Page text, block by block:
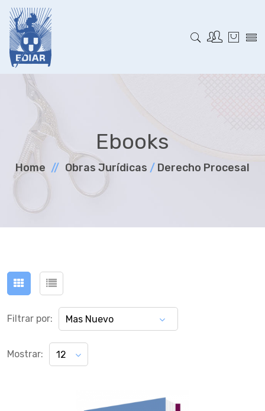
Ebooks
Home Obras Jurí­dicas / Derecho Procesal
Filtrar por: Mas Nuevo
Mostrar: 12